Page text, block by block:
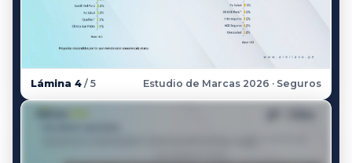
Lámina 4 / 5 Estudio de Marcas 2026 · Seguros